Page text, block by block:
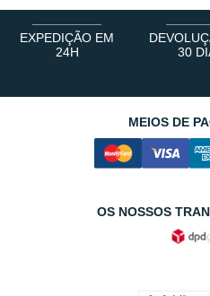
EXPEDIÇÃO EM
24H
30
MEIOS DE
OS NOSSOS